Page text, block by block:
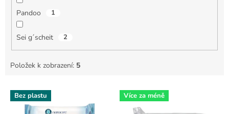
Pandoo 1
Sei g´scheit 2
Položek k zobrazení: 5
V Bez plastu Více za méně